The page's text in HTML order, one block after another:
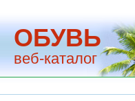
ОБУВЬ
веб-каталог